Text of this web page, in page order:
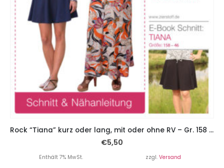
Rock “Tiana” kurz oder lang, mit oder ohne RV – Gr. 158 – Damengr. 46
€5,50
Enthält 7% MwSt. zzgl. Versand